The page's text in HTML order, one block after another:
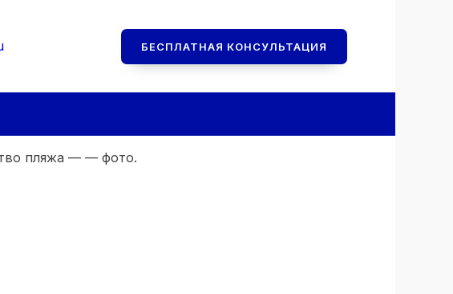
БЕСПЛАТНАЯ КОНСУЛЬТАЦИЯ